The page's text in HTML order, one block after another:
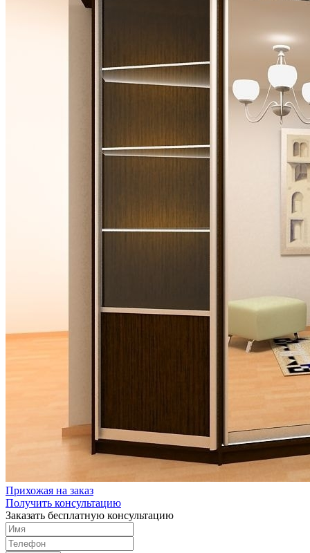
Прихожая на заказ
Получить консультацию
Заказать бесплатную консультацию